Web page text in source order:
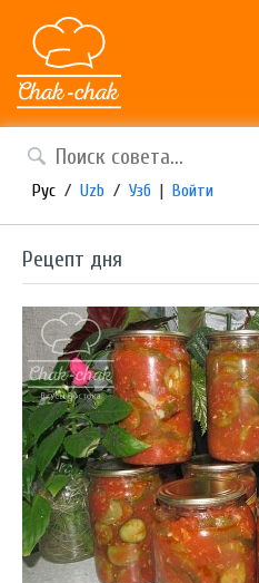
Рус / Uzb / Узб | Войти
Рецепт дня